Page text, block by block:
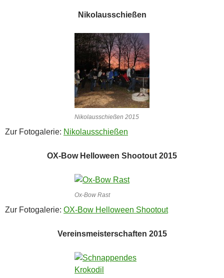
Nikolausschießen
Nikolausschießen 2015
Zur Fotogalerie: Nikolausschießen
OX-Bow Helloween Shootout 2015
Ox-Bow Rast
Zur Fotogalerie: OX-Bow Helloween Shootout
Vereinsmeisterschaften 2015